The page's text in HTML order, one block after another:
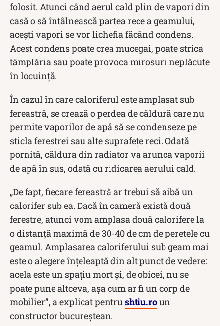
folosit. Atunci când aerul cald plin de vapori din
casă o să întâlnească partea rece a geamului,
aceşti vapori se vor lichefia făcând condens.
Acest condens poate crea mucegai, poate strica
tâmplăria sau poate provoca mirosuri neplăcute
în locuință.
În cazul în care caloriferul este amplasat sub
fereastră, se crează o perdea de căldură care nu
permite vaporilor de apă să se condenseze pe
sticla ferestrei sau alte suprafețe reci. Odată
pornită, căldura din radiator va arunca vaporii
de apă în sus, odată cu ridicarea aerului cald.
„De fapt, fiecare fereastră ar trebui să aibă un
calorifer sub ea. Dacă în cameră există două
ferestre, atunci vom amplasa două calorifere la
o distanță maximă de 30-40 de cm de peretele cu
geamul. Amplasarea caloriferului sub geam mai
este o alegere înțeleaptă din alt punct de vedere:
acela este un spațiu mort și, de obicei, nu se
poate pune altceva, așa cum ar fi un corp de
mobilier”, a explicat pentru shtiu.roun
constructor bucureștean.